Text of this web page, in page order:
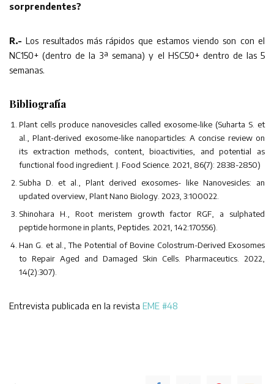
sorprendentes?
R.-Los resultados más rápidos que estamos viendo son con el
NC150+ (dentro de la 3ª semana) y el HSC50+ dentro de las 5
semanas.
Bibliografía
Plant cells produce nanovesicles called exosome-like (Suharta S. et
al., Plant-derived exosome-like nanoparticles: A concise review on
its extraction methods, content, bioactivities, and potential as
functional food ingredient. J. Food Science. 2021, 86(7): 2838-2850)
Subha D. et al., Plant derived exosomes- like Nanovesicles: an
updated overview, Plant Nano Biology. 2023, 3:100022.
Shinohara H., Root meristem growth factor RGF, a sulphated
peptide hormone in plants, Peptides. 2021, 142:170556).
Han G. et al., The Potential of Bovine Colostrum-Derived Exosomes
to Repair Aged and Damaged Skin Cells. Pharmaceutics. 2022,
14(2):307).
Entrevista publicada en la revista EME #48